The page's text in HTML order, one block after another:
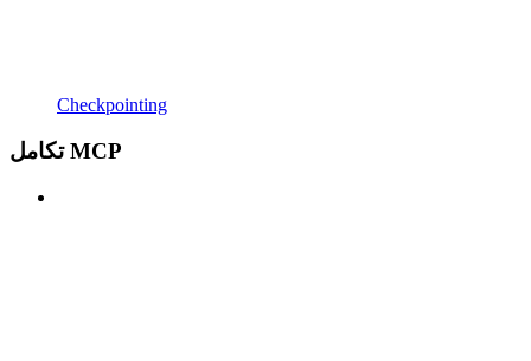
Checkpointing
تكامل MCP